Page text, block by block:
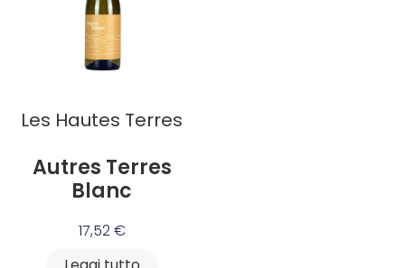
Les Hautes Terres
Autres Terres
Blanc
17,52€